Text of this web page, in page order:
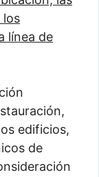
los
línea de
edificios,
de